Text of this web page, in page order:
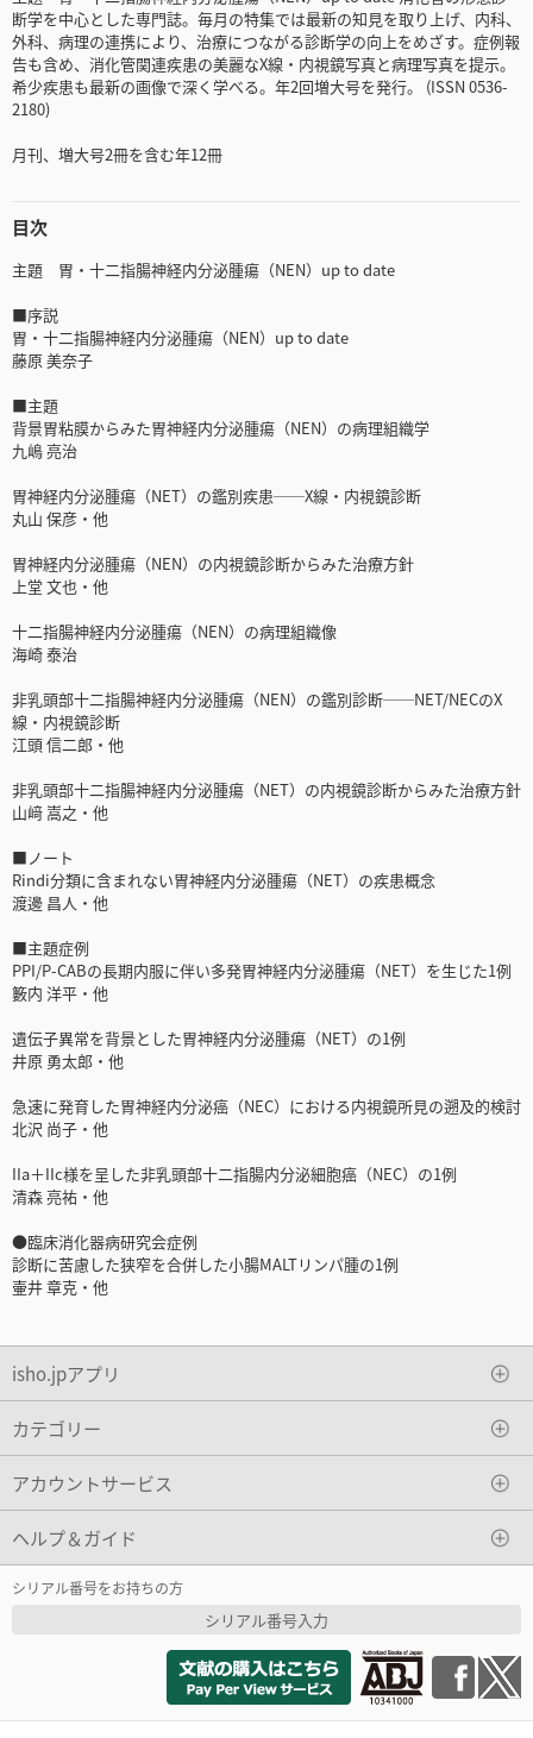
断学を中心とした専門誌。毎月の特集では最新の知見を取り上げ、内科、
外科、病理の連携により、治療につながる診断学の向上をめざす。症例報
告も含め、消化管関連疾患の美麗なX線・内視鏡写真と病理写真を提示。
希少疾患も最新の画像で深く学べる。年2回増大号を発行。 (ISSN 0536-
2180)
月刊、増大号2冊を含む年12冊
目次
主題 胃・十二指腸神経内分泌腫瘍（NEN）up to date
■序説
胃・十二指腸神経内分泌腫瘍（NEN）up to date
藤原 美奈子
■主題
背景胃粘膜からみた胃神経内分泌腫瘍（NEN）の病理組織学
九嶋 亮治
胃神経内分泌腫瘍（NET）の鑑別疾患──X線・内視鏡診断
丸山 保彦・他
胃神経内分泌腫瘍（NEN）の内視鏡診断からみた治療方針
上堂 文也・他
十二指腸神経内分泌腫瘍（NEN）の病理組織像
海崎 泰治
非乳頭部十二指腸神経内分泌腫瘍（NEN）の鑑別診断──NET/NECのX
線・内視鏡診断
江頭 信二郎・他
非乳頭部十二指腸神経内分泌腫瘍（NET）の内視鏡診断からみた治療方針
山﨑 嵩之・他
■ノート
Rindi分類に含まれない胃神経内分泌腫瘍（NET）の疾患概念
渡邊 昌人・他
■主題症例
PPI/P-CABの長期内服に伴い多発胃神経内分泌腫瘍（NET）を生じた1例
籔内 洋平・他
遺伝子異常を背景とした胃神経内分泌腫瘍（NET）の1例
井原 勇太郎・他
急速に発育した胃神経内分泌癌（NEC）における内視鏡所見の遡及的検討
北沢 尚子・他
IIa＋IIc様を呈した非乳頭部十二指腸内分泌細胞癌（NEC）の1例
清森 亮祐・他
●臨床消化器病研究会症例
診断に苦慮した狭窄を合併した小腸MALTリンパ腫の1例
壷井 章克・他
isho.jpアプリ
カテゴリー
アカウントサービス
ヘルプ＆ガイド
シリアル番号をお持ちの方
シリアル番号入力